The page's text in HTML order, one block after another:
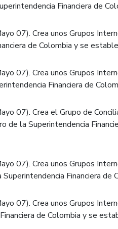
Financiera de
07). Crea unos Grupos
de Colombia y se
07). Crea unos Grupos
Financiera de
07). Crea el Grupo de
de la Superintendencia
07). Crea unos Grupos
Superintendencia Financiera
07). Crea unos Grupos
de Colombia y se